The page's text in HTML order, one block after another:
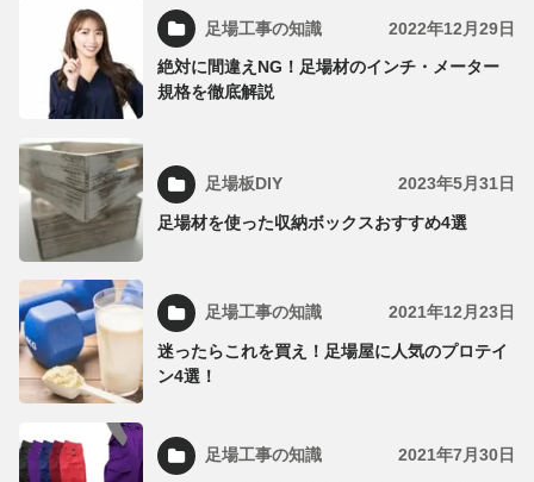
足場工事の知識 2022年12月29日
絶対に間違えNG！足場材のインチ・メーター
規格を徹底解説
足場板DIY 2023年5月31日
足場材を使った収納ボックスおすすめ4選
足場工事の知識 2021年12月23日
迷ったらこれを買え！足場屋に人気のプロテイ
ン4選！
足場工事の知識 2021年7月30日